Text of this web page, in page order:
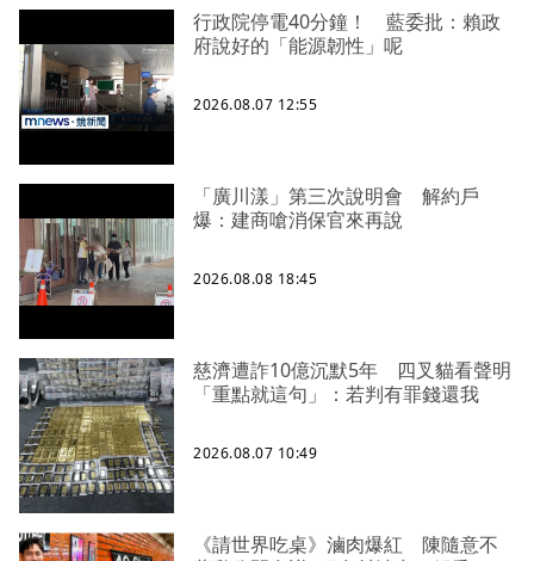
行政院停電40分鐘！ 藍委批：賴政
府說好的「能源韌性」呢
2026.08.07 12:55
「廣川漾」第三次說明會 解約戶
爆：建商嗆消保官來再說
2026.08.08 18:45
慈濟遭詐10億沉默5年 四叉貓看聲明
「重點就這句」：若判有罪錢還我
2026.08.07 10:49
《請世界吃桌》滷肉爆紅 陳隨意不